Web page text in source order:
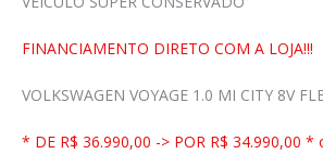
FINANCIAMENTO DIRETO COM A LOJA!!!
VOLKSWAGEN VOYAGE 1.0 MI CITY 8V
* DE R$ 36.990,00 -> POR R$ 34.990,00 *